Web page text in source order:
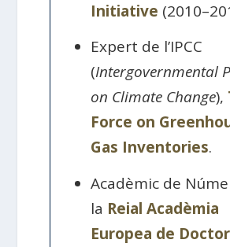
Initiative
Expert de l’IPCC
(Intergovernmental
on Climate Change),
Force on
Gas Inventories.
Acadèmic de
la Reial Acadèmia
Europea de